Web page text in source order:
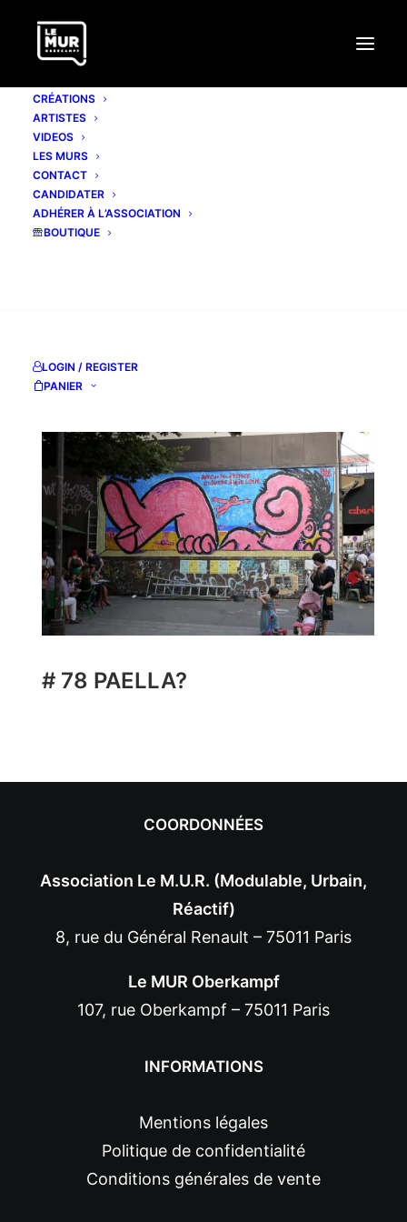
CRÉATIONS
ARTISTES
VIDEOS
LES MURS
CONTACT
CANDIDATER
ADHÉRER À L’ASSOCIATION
BOUTIQUE
LOGIN / REGISTER
PANIER
PAELLA?
www.paellachimicos.com
Instagram
# 78 PAELLA?
COORDONNÉES
Association Le M.U.R. (Modulable, Urbain,
Réactif)
8, rue du Général Renault – 75011 Paris
Le MUR Oberkampf
107, rue Oberkampf – 75011 Paris
INFORMATIONS
Mentions légales
Politique de confidentialité
Conditions générales de vente